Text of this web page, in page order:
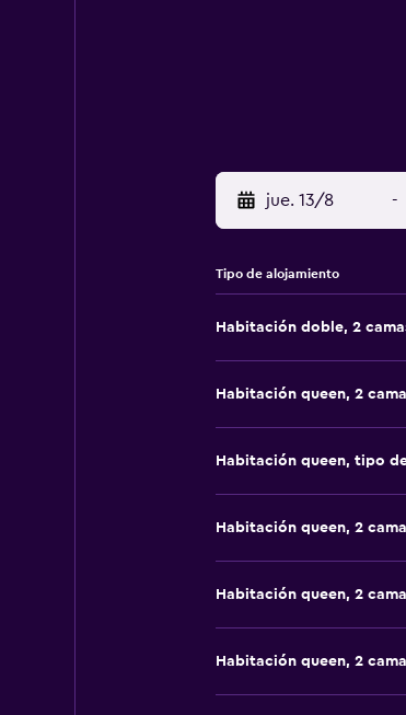
jue. 13/8 -
Tipo de alojamiento
Habitación doble, 2
Habitación queen, 2
Habitación queen, tipo
Habitación queen, 2
Habitación queen, 2
Habitación queen, 2